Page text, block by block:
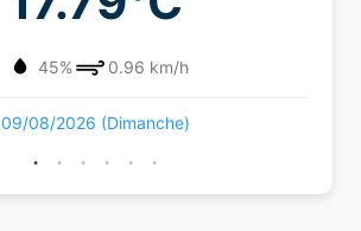
45% 0.96 km/h
09/08/2026 (Dimanche)